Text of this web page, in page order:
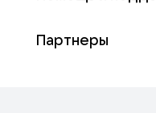
Партнеры